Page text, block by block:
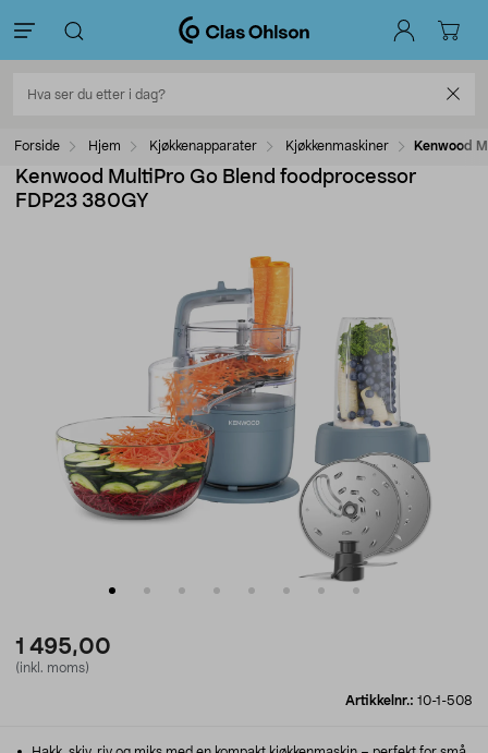
Forside Hjem Kjøkkenapparater Kjøkkenmaskiner Kenwood
Kenwood MultiPro Go Blend foodprocessor
FDP23 380GY
1 495,00
(inkl. moms)
Artikkelnr.: 10-1-508